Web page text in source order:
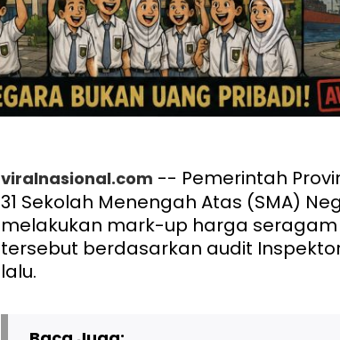
viralnasional.com -- Pemerintah
31 Sekolah Menengah Atas (SMA)
melakukan mark-up harga seragam
tersebut berdasarkan audit
lalu.